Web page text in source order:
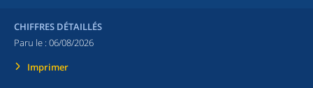
CHIFFRES DÉTAILLÉS
Paru le : 06/08/2026
Imprimer